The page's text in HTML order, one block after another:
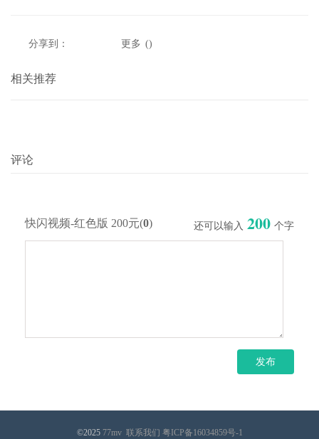
分享到： 更多 ()
相关推荐
评论
快闪视频-红色版 200元(0) 还可以输入 200 个字
©2025 77mv 联系我们 粤ICP备16034859号-1